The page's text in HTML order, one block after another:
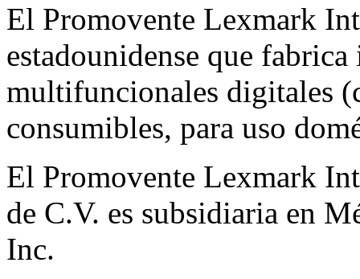
El Promovente Lexmark
estadounidense que
multifuncionales digitales
consumibles, para uso
El Promovente Lexmark
de C.V. es subsidiaria en
Inc.